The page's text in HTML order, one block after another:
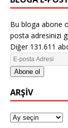
Bu bloga abone
posta adresinizi
Diğer 131.611
Abone ol
ARŞIV